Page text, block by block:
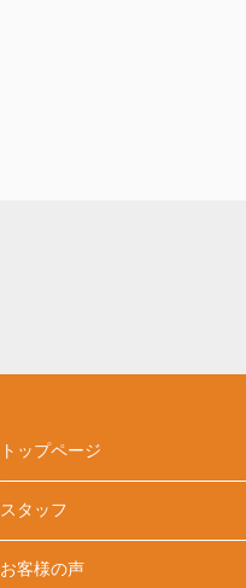
トップページ
スタッフ
お客様の声